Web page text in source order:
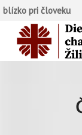
blízko pri človeku